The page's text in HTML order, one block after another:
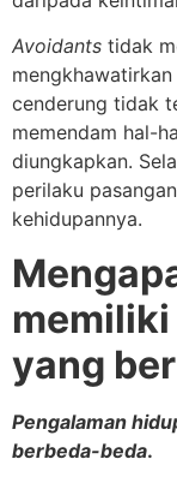
Avoidants tidak
cenderung tidak
memendam hal-
diungkapkan.
perilaku
kehidupannya.
memiliki
yang
Pengalaman
berbeda-beda.